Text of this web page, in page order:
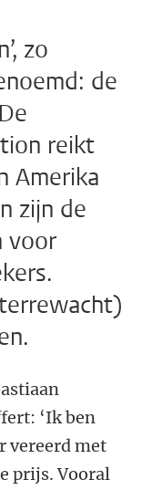
zo
de
reikt
Amerika
zijn de
voor
‘Ik ben
vereerd met
prijs. Vooral